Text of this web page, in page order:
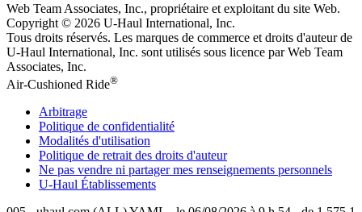
Web Team Associates, Inc., propriétaire et exploitant du site Web.
Copyright © 2026 U-Haul International, Inc.
Tous droits réservés. Les marques de commerce et droits d'auteur de
U-Haul International, Inc. sont utilisés sous licence par Web Team
Associates, Inc.
Air-Cushioned Ride®
Arbitrage
Politique de confidentialité
Modalités d'utilisation
Politique de retrait des droits d'auteur
Ne pas vendre ni partager mes renseignements personnels
U-Haul Établissements